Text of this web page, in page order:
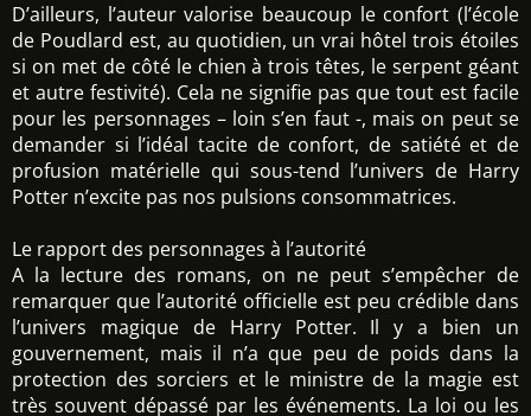
D’ailleurs, l’auteur valorise beaucoup le confort (l’école
de Poudlard est, au quotidien, un vrai hôtel trois étoiles
si on met de côté le chien à trois têtes, le serpent géant
et autre festivité). Cela ne signifie pas que tout est facile
pour les personnages – loin s’en faut -, mais on peut se
demander si l’idéal tacite de confort, de satiété et de
profusion matérielle qui sous-tend l’univers de Harry
Potter n’excite pas nos pulsions consommatrices.
Le rapport des personnages à l’autorité
A la lecture des romans, on ne peut s’empêcher de
remarquer que l’autorité officielle est peu crédible dans
l’univers magique de Harry Potter. Il y a bien un
gouvernement, mais il n’a que peu de poids dans la
protection des sorciers et le ministre de la magie est
très souvent dépassé par les événements. La loi ou les